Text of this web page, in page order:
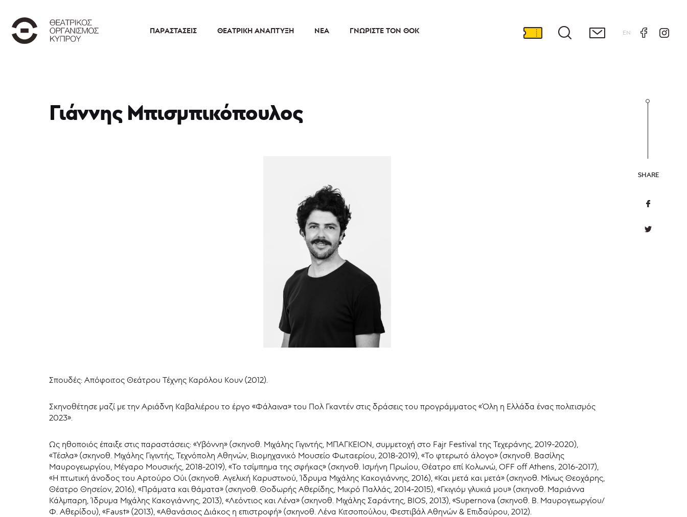
ΠΑΡΑΣΤΆΣΕΙΣ ΘΕΑΤΡΙΚΉ ΑΝΆΠΤΥΞΗ ΝΈΑ ΓΝΩΡΊΣΤΕ ΤΟΝ ΘΟΚ EN
Γιάννης Μπισμπικόπουλος
SHARE
Σπουδές: Απόφοιτος Θεάτρου Τέχνης Καρόλου Κουν (2012).
Σκηνοθέτησε μαζί με την Αριάδνη Καβαλιέρου το έργο «Φάλαινα» του Πολ Γκαντέν στις δράσεις του προγράμματος «Όλη η Ελλάδα ένας πολιτισμός
2023».
Ως ηθοποιός έπαιξε στις παραστάσεις: «Υβόννη» (σκηνοθ. Μιχάλης Γιγιντής, ΜΠΑΓΚΕΙΟΝ, συμμετοχή στο Fajr Festival της Τεχεράνης, 2019-2020),
«Τέσλα» (σκηνοθ. Μιχάλης Γιγιντής, Τεχνόπολη Αθηνών, Βιομηχανικό Μουσείο Φωταερίου, 2018-2019), «Το φτερωτό άλογο» (σκηνοθ. Βασίλης
Μαυρογεωργίου, Μέγαρο Μουσικής, 2018-2019), «Το τσίμπημα της σφήκας» (σκηνοθ. Ισμήνη Πρωίου, Θέατρο επί Κολωνώ, OFF off Athens, 2016-2017),
«Η πτωτική άνοδος του Αρτούρο Ούι (σκηνοθ. Αγελική Καρυστινού, Ίδρυμα Μιχάλης Κακογιάννης, 2016), «Και μετά και μετά» (σκηνοθ. Μίνως Θεοχάρης,
Θέατρο Θησείον, 2016), «Πράματα και θάματα» (σκηνοθ. Θοδωρής Αθερίδης, Μικρό Παλλάς, 2014-2015), «Γκιγιόμ γλυκιά μου» (σκηνοθ. Μαριάννα
Κάλμπαρη, Ίδρυμα Μιχάλης Κακογιάννης, 2013), «Λεόντιος και Λένα» (σκηνοθ. Μιχάλης Σαράντης, BIOS, 2013), «Supernova (σκηνοθ. B. Μαυρογεωργίου/
Φ. Αθερίδου), «Faust» (2013), «Αθανάσιος Διάκος η επιστροφή» (σκηνοθ. Λένα Κιτσοπούλου, Φεστιβάλ Αθηνών & Επιδαύρου, 2012).